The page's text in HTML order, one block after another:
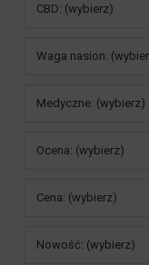
CBD: (wybierz)
Waga nasion:
Medyczne: (wybierz)
Ocena: (wybierz)
Cena: (wybierz)
Nowość: (wybierz)